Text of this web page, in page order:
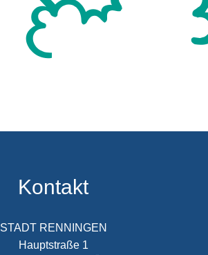
Kontakt
STADT RENNINGEN
Hauptstraße 1